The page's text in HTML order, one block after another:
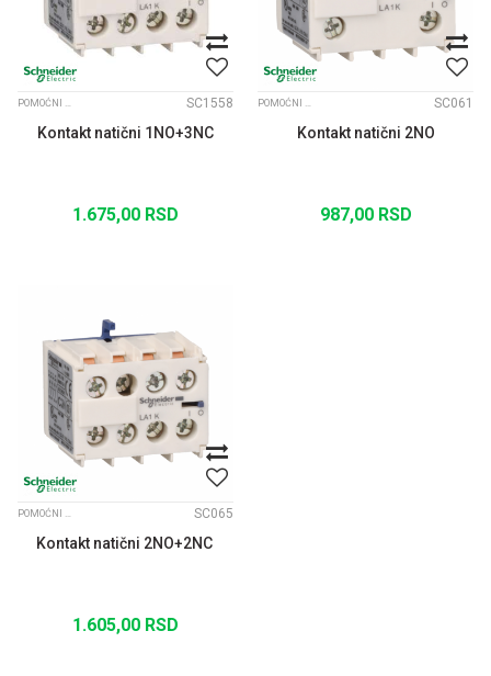
POMOĆNI KONTAKTI LA1KN SC1558
Kontakt natični 1NO+3NC
1.675,00 RSD
POMOĆNI KONTAKTI LA1KN SC061
Kontakt natični 2NO
987,00 RSD
POMOĆNI KONTAKTI LA1KN SC065
Kontakt natični 2NO+2NC
1.605,00 RSD